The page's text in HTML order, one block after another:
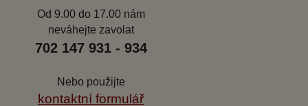
Od 9.00 do 17.00 nám
neváhejte zavolat
702 147 931 - 934
Nebo použijte
kontaktní formulář